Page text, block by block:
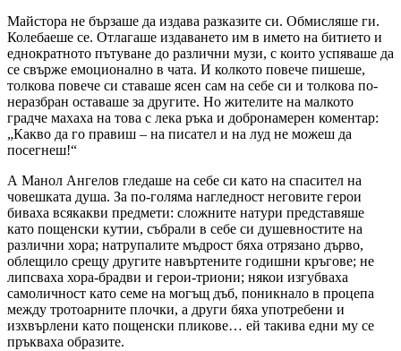
Майстора не бързаше да издава разказите си. Обмисляше ги.
Колебаеше се. Отлагаше издаването им в името на битието и
еднократното пътуване до различни музи, с които успяваше да
се свърже емоционално в чата. И колкото повече пишеше,
толкова повече си ставаше ясен сам на себе си и толкова по-
неразбран оставаше за другите. Но жителите на малкото
градче махаха на това с лека ръка и добронамерен коментар:
„Какво да го правиш – на писател и на луд не можеш да
посегнеш!“
А Манол Ангелов гледаше на себе си като на спасител на
човешката душа. За по-голяма нагледност неговите герои
биваха всякакви предмети: сложните натури представяше
като пощенски кутии, събрали в себе си душевностите на
различни хора; натрупалите мъдрост бяха отрязано дърво,
облещило срещу другите навъртените годишни кръгове; не
липсваха хора-брадви и герои-триони; някои изгубваха
самоличност като семе на могъщ дъб, поникнало в процепа
между тротоарните плочки, а други бяха употребени и
изхвърлени като пощенски пликове… ей такива едни му се
пръкваха образите.